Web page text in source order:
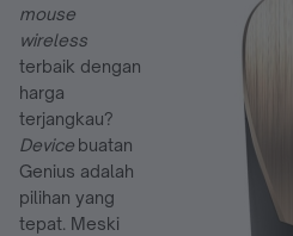
mouse
wireless
terbaik dengan
harga
terjangkau?
Device buatan
Genius adalah
pilihan yang
tepat. Meski